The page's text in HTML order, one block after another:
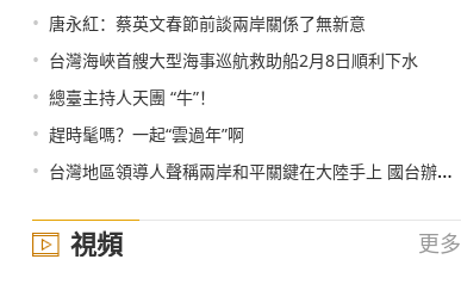
• 唐永紅：蔡英文春節前談兩岸關係了無新意
• 台灣海峽首艘大型海事巡航救助船2月8日順利下水
• 總臺主持人天團 “牛”！
• 趕時髦嗎？一起“雲過年”啊
• 台灣地區領導人聲稱兩岸和平關鍵在大陸手上 國台辦回應
視頻 更多